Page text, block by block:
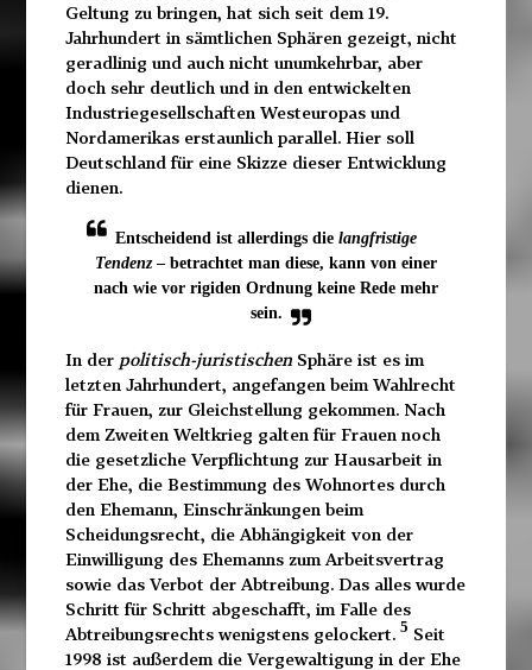
Geltung zu bringen, hat sich seit dem 19.
Jahrhundert in sämtlichen Sphären gezeigt, nicht
geradlinig und auch nicht unumkehrbar, aber
doch sehr deutlich und in den entwickelten
Industriegesellschaften Westeuropas und
Nordamerikas erstaunlich parallel. Hier soll
Deutschland für eine Skizze dieser Entwicklung
dienen.
Entscheidend ist allerdings die langfristige
Tendenz– betrachtet man diese, kann von einer
nach wie vor rigiden Ordnung keine Rede mehr
sein.
In der politisch-juristischenSphäre ist es im
letzten Jahrhundert, angefangen beim Wahlrecht
für Frauen, zur Gleichstellung gekommen. Nach
dem Zweiten Weltkrieg galten für Frauen noch
die gesetzliche Verpflichtung zur Hausarbeit in
der Ehe, die Bestimmung des Wohnortes durch
den Ehemann, Einschränkungen beim
Scheidungsrecht, die Abhängigkeit von der
Einwilligung des Ehemanns zum Arbeitsvertrag
sowie das Verbot der Abtreibung. Das alles wurde
Schritt für Schritt abgeschafft, im Falle des
Abtreibungsrechts wenigstens gelockert. 5 Seit
1998 ist außerdem die Vergewaltigung in der Ehe